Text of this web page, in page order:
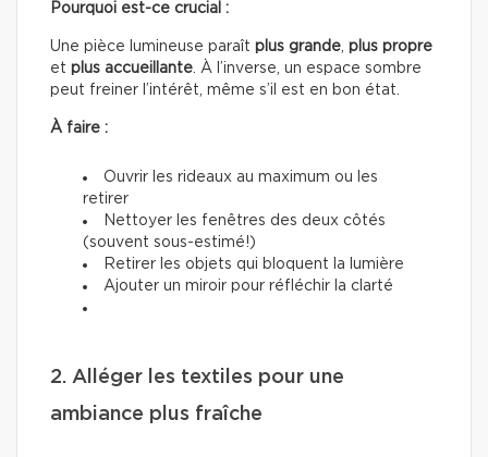
Pourquoi est-ce crucial :
Une pièce lumineuse paraît plus grande, plus propre
et plus accueillante. À l’inverse, un espace sombre
peut freiner l’intérêt, même s’il est en bon état.
À faire :
Ouvrir les rideaux au maximum ou les
retirer
Nettoyer les fenêtres des deux côtés
(souvent sous-estimé!)
Retirer les objets qui bloquent la lumière
Ajouter un miroir pour réfléchir la clarté
2. Alléger les textiles pour une
ambiance plus fraîche